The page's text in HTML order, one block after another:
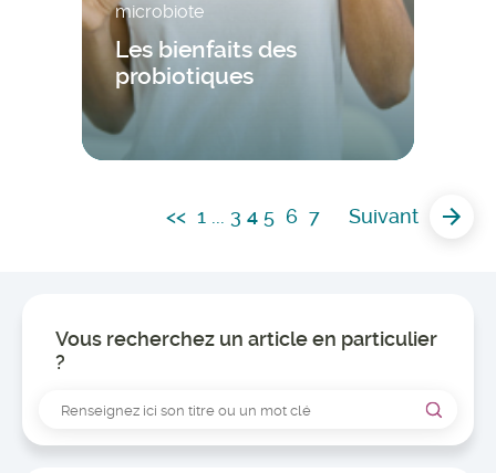
Vous recherchez un article en particulier
?
microbiote
Les bienfaits des
probiotiques
<< 1 3 4 5 6 7 Suivant